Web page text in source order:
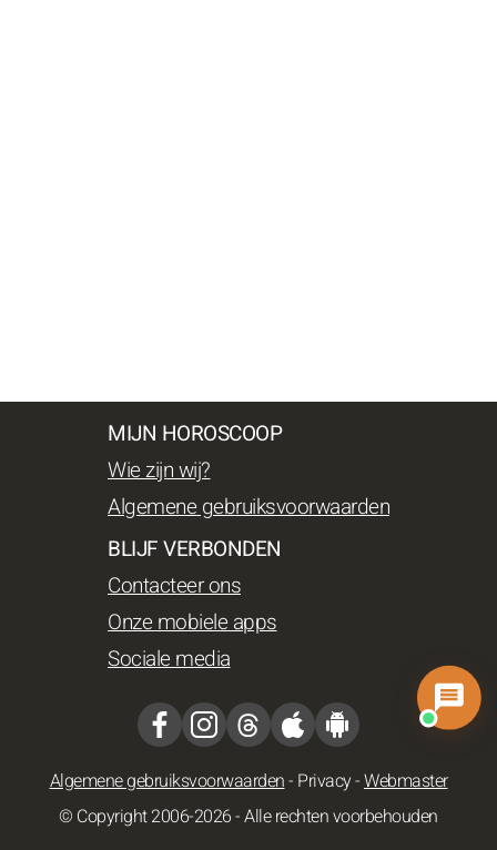
MIJN HOROSCOOP
Wie zijn wij?
Algemene gebruiksvoorwaarden
BLIJF VERBONDEN
Contacteer ons
Onze mobiele apps
Sociale media
Algemene gebruiksvoorwaarden- Privacy-Webmaster
© Copyright 2006-2026 - Alle rechten voorbehouden